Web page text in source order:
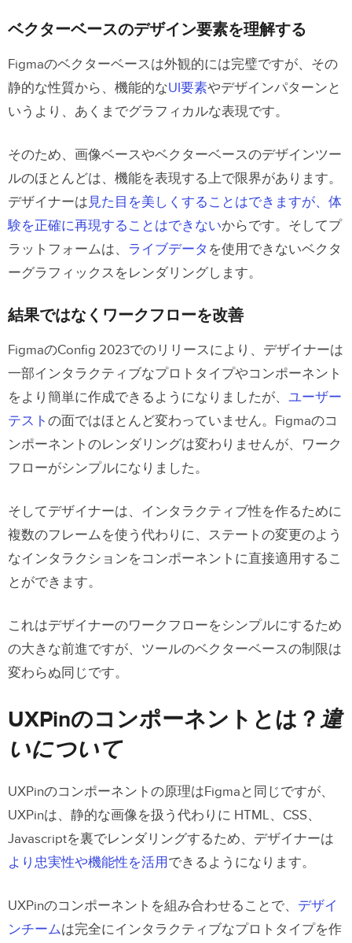
FigmaとUXPinのプロトタイプ
フレームとページ
インタラクティブ機能の追加
テスト範囲
ベクターベースのデザイン要素を理解する
Figmaのベクターベースは外観的には完璧ですが、その
静的な性質から、機能的なUI要素やデザインパターンと
いうより、あくまでグラフィカルな表現です。
そのため、画像ベースやベクターベースのデザインツー
ルのほとんどは、機能を表現する上で限界があります。
デザイナーは見た目を美しくすることはできますが、体
験を正確に再現することはできないからです。そしてプ
ラットフォームは、 ライブデータ を使用できないベクタ
ーグラフィックスをレンダリングします。
結果ではなくワークフローを改善
FigmaのConfig 2023でのリリースにより、デザイナーは
一部インタラクティブなプロトタイプやコンポーネント
をより簡単に作成できるようになりましたが、 ユーザー
テスト の面ではほとんど変わっていません。Figmaのコ
ンポーネントのレンダリングは変わりませんが、ワーク
フローがシンプルになりました。
そしてデザイナーは、インタラクティブ性を作るために
複数のフレームを使う代わりに、ステートの変更のよう
なインタラクションをコンポーネントに直接適用するこ
とができます。
これはデザイナーのワークフローをシンプルにするため
の大きな前進ですが、ツールのベクターベースの制限は
変わらぬ同じです。
UXPinのコンポーネントとは？違
いについて
UXPinのコンポーネントの原理はFigmaと同じですが、
UXPinは、静的な画像を扱う代わりに HTML、CSS、
Javascriptを裏でレンダリングするため、デザイナーは
より忠実性や機能性を活用できるようになります。
UXPinのコンポーネントを組み合わせることで、 デザイ
ンチームは完全にインタラクティブなプロトタイプを作